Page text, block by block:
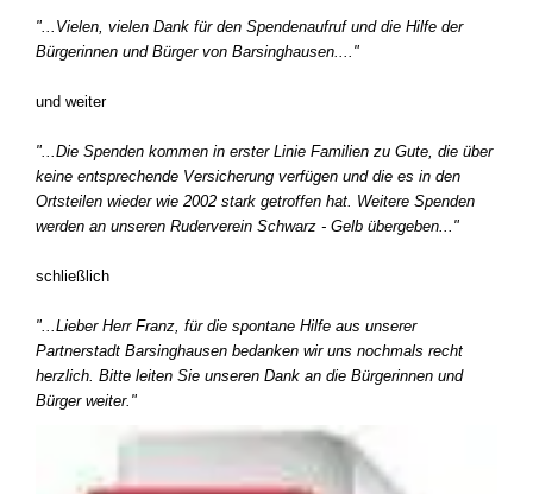
"...Vielen, vielen Dank für den Spendenaufruf und die Hilfe der
Bürgerinnen und Bürger von Barsinghausen...."
und weiter
"...Die Spenden kommen in erster Linie Familien zu Gute, die über
keine entsprechende Versicherung verfügen und die es in den
Ortsteilen wieder wie 2002 stark getroffen hat. Weitere Spenden
werden an unseren Ruderverein Schwarz - Gelb übergeben..."
schließlich
"...Lieber Herr Franz, für die spontane Hilfe aus unserer
Partnerstadt Barsinghausen bedanken wir uns nochmals recht
herzlich. Bitte leiten Sie unseren Dank an die Bürgerinnen und
Bürger weiter."